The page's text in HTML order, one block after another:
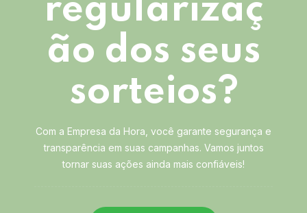
regularizaç
ão dos seus
sorteios?
Com a Empresa da Hora, você garante segurança e
transparência em suas campanhas. Vamos juntos
tornar suas ações ainda mais confiáveis!